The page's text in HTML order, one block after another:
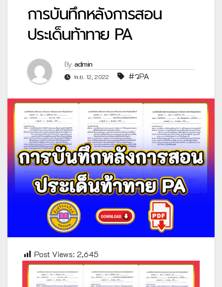
การบันทึกหลังการสอน
ประเด็นท้าทาย PA
By admin
พ.ย. 12, 2022 #วPA
Post Views: 2,645